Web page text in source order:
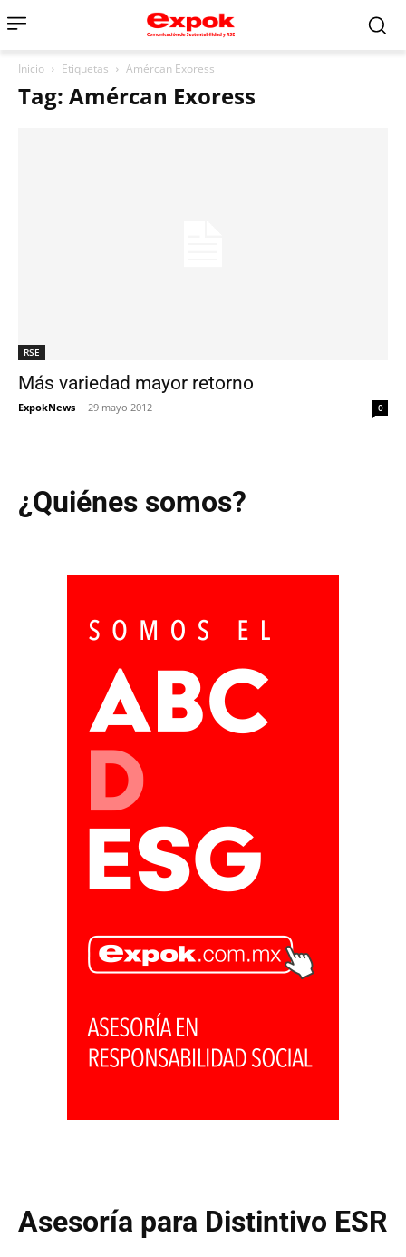
Inicio Etiquetas Amércan Exoress
Tag: Amércan Exoress
RSE
Más variedad mayor retorno
ExpokNews - 29 mayo 2012 0
¿Quiénes somos?
Asesoría para Distintivo ESR